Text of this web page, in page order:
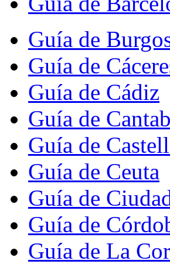
Guía de
Guía de
Guía de Cádiz
Guía de
Guía de
Guía de Ceuta
Guía de
Guía de
Guía de La